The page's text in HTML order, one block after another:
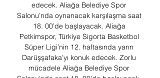
edecek. Aliağa Belediye Spor
Salonu’nda oynanacak karşılaşma saat
18. 00’de başlayacak. Aliağa
Petkimspor, Türkiye Sigorta Basketbol
Süper Ligi’nin 12. haftasında yarın
Darüşşafaka’yı konuk edecek. Zorlu
mücadele Aliağa Belediye Spor